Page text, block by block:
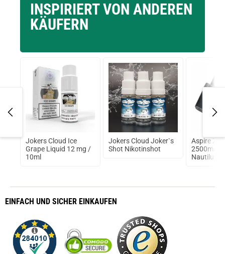
INSPIRIERT VON ANDEREN
KÄUFERN
Jokers Cloud Ice
Grape Liquid 12 mg /
10ml
Jokers Cloud Joker`s
Shot Nikotinshot
Aspire
2500mAh
Nautilus 2
EINFACH UND SICHER EINKAUFEN